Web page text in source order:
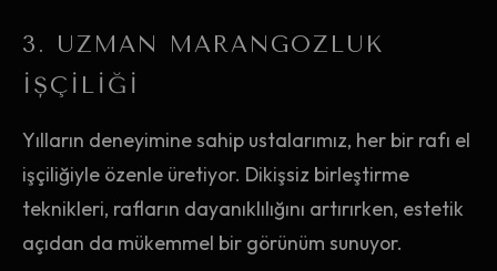
3. UZMAN MARANGOZLUK
İŞÇILIĞI
Yılların deneyimine sahip ustalarımız, her bir rafı el
işçiliğiyle özenle üretiyor. Dikişsiz birleştirme
teknikleri, rafların dayanıklılığını artırırken, estetik
açıdan da mükemmel bir görünüm sunuyor.